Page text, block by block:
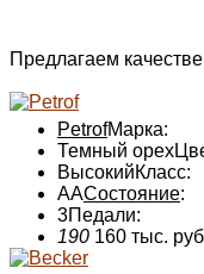
Предлагаем
PetrofМарка:
Темный орех
ВысокийКласс:
AAСостояние:
3Педали:
190 160 тыс.